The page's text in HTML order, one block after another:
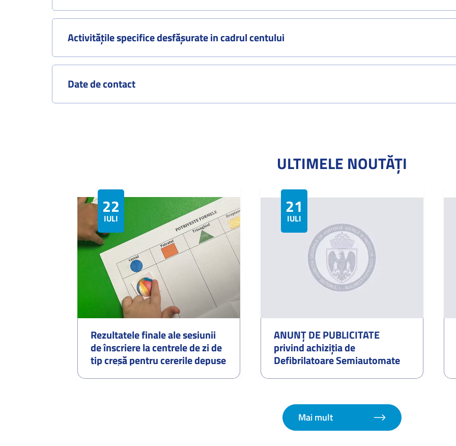
Activitățile specifice desfășurate in cadrul centului
Date de contact
ULTIMELE NOUTĂȚI
22
IULIE
Rezultatele finale ale sesiunii
de înscriere la centrele de zi de
tip creșă pentru cererile depuse
21
IULIE
ANUNŢ DE PUBLICITATE
privind achiziţia de
Defibrilatoare Semiautomate
Mai mult